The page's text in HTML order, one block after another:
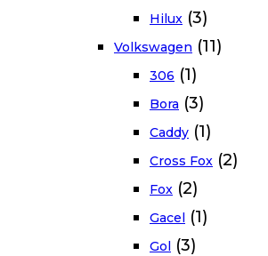
Hilux (3)
Volkswagen (11)
306 (1)
Bora (3)
Caddy (1)
Cross Fox (2)
Fox (2)
Gacel (1)
Gol (3)